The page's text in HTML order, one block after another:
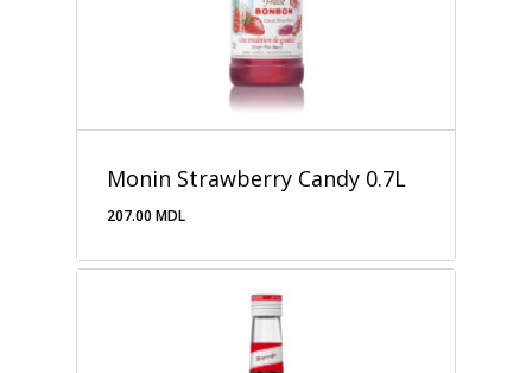
Monin Strawberry Candy 0.7L
207.00 MDL